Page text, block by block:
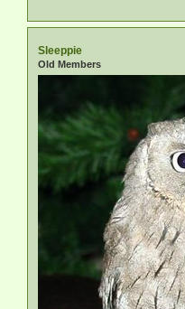
Sleeppie
Old Members